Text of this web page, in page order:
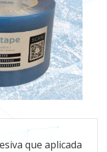
que aplicada